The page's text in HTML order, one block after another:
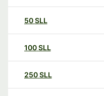
50SLL
100SLL
250SLL